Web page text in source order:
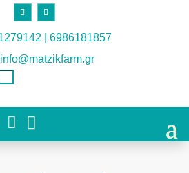
| 6986181857
 